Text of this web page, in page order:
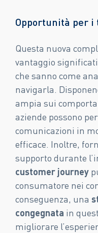
Opportunità per
Questa nuova
vantaggio
che sanno come
navigarla.
ampia sui
aziende possono
comunicazioni in
efficace. Inoltre,
supporto durante
customer journey
consumatore nei
conseguenza, una
congegnata in
migliorare